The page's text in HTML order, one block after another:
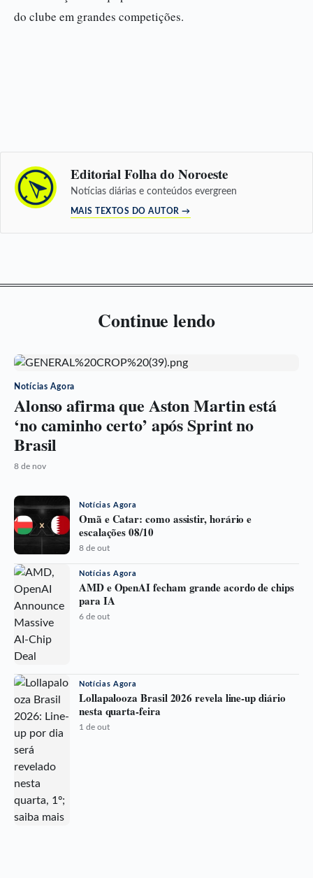
do clube em grandes competições.
Editorial Folha do Noroeste
Notícias diárias e conteúdos evergreen
MAIS TEXTOS DO AUTOR →
Continue lendo
Notícias Agora
Alonso afirma que Aston Martin está
‘no caminho certo’ após Sprint no
Brasil
8 de nov
Notícias Agora
Omã e Catar: como assistir, horário e
escalações 08/10
8 de out
Notícias Agora
AMD e OpenAI fecham grande acordo de chips
para IA
6 de out
Notícias Agora
Lollapalooza Brasil 2026 revela line-up diário
nesta quarta-feira
1 de out